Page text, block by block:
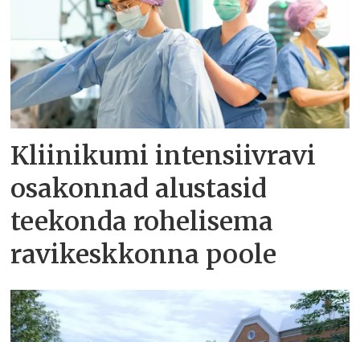
Kliinikumi intensiivravi
osakonnad alustasid
teekonda rohelisema
ravikeskkonna poole